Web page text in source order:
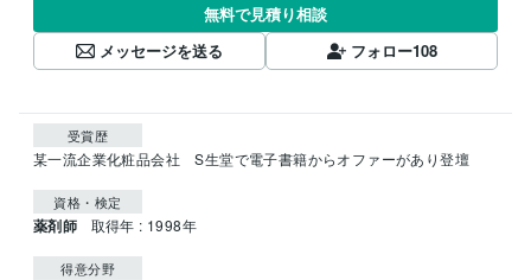
無料で見積り相談
メッセージを送る
フォロー108
受賞歴
某一流企業化粧品会社　S生堂で電子書籍からオファーがあり登壇
資格・検定
薬剤師 取得年 : 1998年
得意分野